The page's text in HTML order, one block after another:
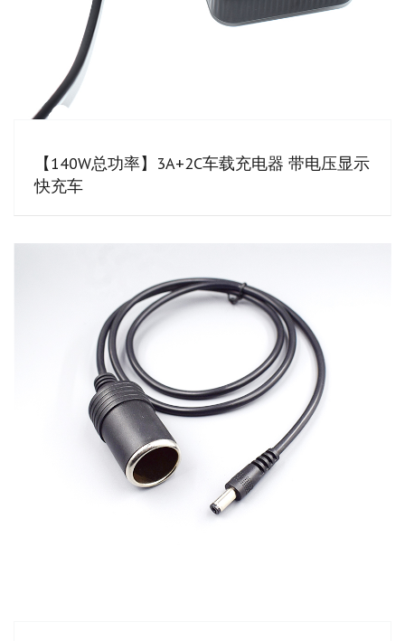
【140W总功率】3A+2C车载充电器 带电压显示
快充车